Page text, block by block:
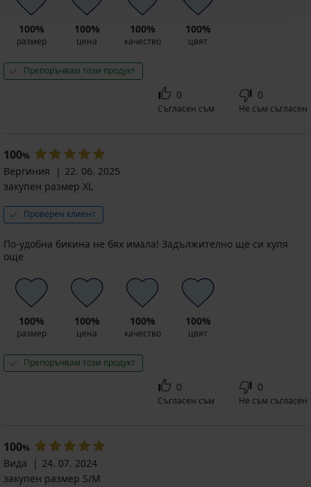
100%
размер
100%
цена
100%
качество
100%
цвят
Препоръчвам този продукт
0
Съгласен съм
0
Не съм съгласен
100%
Вергиния
22. 06. 2025
закупен размер XL
Проверен клиент
По-удобна бикина не бях имала! Задължително ще си купя
още
100%
размер
100%
цена
100%
качество
100%
цвят
Препоръчвам този продукт
0
Съгласен съм
0
Не съм съгласен
100%
Вида
24. 07. 2024
закупен размер S/M